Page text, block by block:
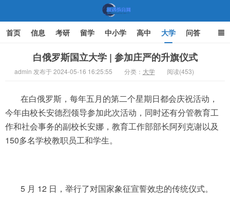
首页 信息 考研 留学 中小学 高中 大学 问答
家庭教育
白俄罗斯国立大学 | 参加庄严的升旗仪式
admin 发布于 2024-05-16 16:25:55 分类： 大学 阅读(453)
在白俄罗斯，每年五月的第二个星期日都会庆祝活动，
今年由校长安德烈领导参加此次活动，同时还有分管教育工
作和社会事务的副校长安娜，教育工作部部长阿列克谢以及
150多名学校教职员工和学生。
5 月 12 日，举行了对国家象征宣誓效忠的传统仪式。